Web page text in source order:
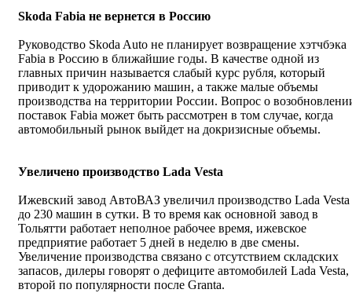
Skoda Fabia не вернется в Россию
Руководство Skoda Auto не планирует возвращение хэтчбэка
Fabia в Россию в ближайшие годы. В качестве одной из
главных причин называется слабый курс рубля, который
приводит к удорожанию машин, а также малые объемы
производства на территории России. Вопрос о
поставок Fabia может быть рассмотрен в том случае, когда
автомобильный рынок выйдет на докризисные объемы.
Увеличено производство Lada Vesta
Ижевский завод АвтоВАЗ увеличил производство Lada Vesta
до 230 машин в сутки. В то время как основной завод в
Тольятти работает неполное рабочее время, ижевское
предприятие работает 5 дней в неделю в две смены.
Увеличение производства связано с отсутствием складских
запасов, дилеры говорят о дефиците автомобилей Lada Vesta,
второй по популярности после Granta.